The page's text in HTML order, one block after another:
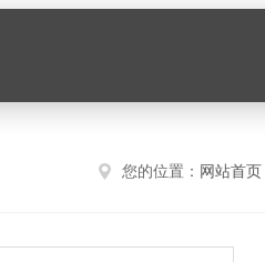
您的位置： 网站首页